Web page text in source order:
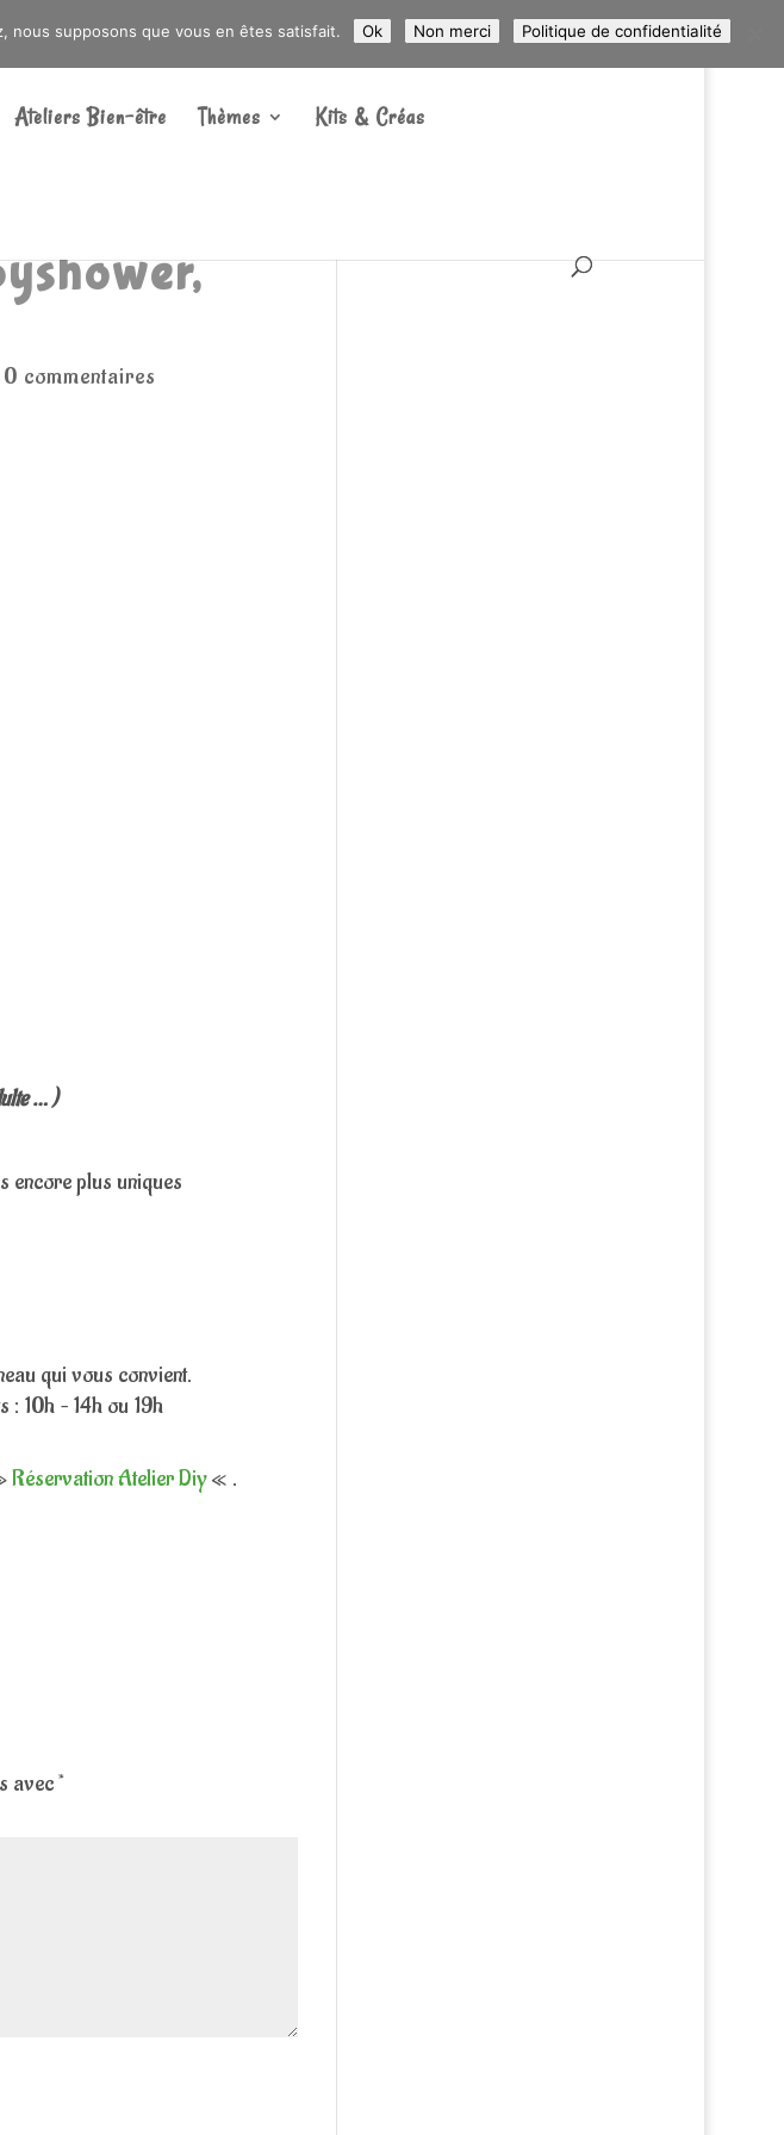
CRAIENCO@GMAIL.COM ARTICLES 0
Ateliers Bien-être Thèmes Kits & Créas
Recherche
produits
0 commentaires
… )
encore plus uniques
qui vous convient.
10h – 14h ou 19h
Réservation Atelier Diy« .
avec*
nous supposons que vous en êtes satisfait. Ok Non merci Politique de confidentialité